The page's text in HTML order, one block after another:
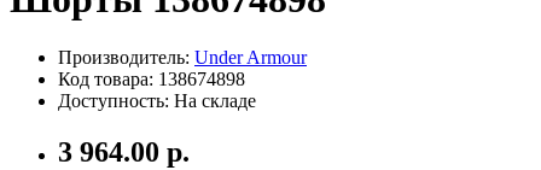
Производитель: Under Armour
Код товара: 138674898
Доступность: На складе
3 964.00 р.